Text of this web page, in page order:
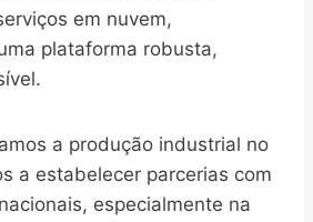
em nuvem,
plataforma robusta,
a produção industrial no
a estabelecer parcerias com
especialmente na